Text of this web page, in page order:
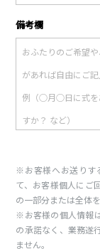
備考欄
※お客様へお送りす
て、お客様個人にご
の一部分または全体
※お客様の個人情報
の承諾なく、業務遂
ません。